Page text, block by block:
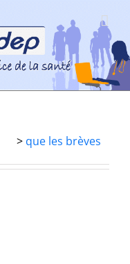
> que les brèves